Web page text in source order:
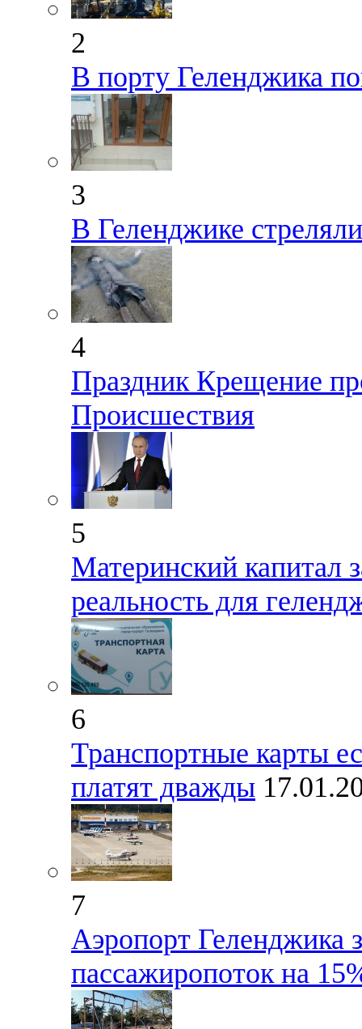
2
В порту Геленджика
3
В Геленджике
4
Праздник Крещение
Происшествия
5
Материнский капитал
реальность для
6
Транспортные карты
платят дважды
7
Аэропорт Геленджика
пассажиропоток на